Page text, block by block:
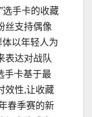
选手卡的收藏
丝支持偶像
以年轻人为
表达对战队
手卡基于最
效性,让收藏
春季赛的新